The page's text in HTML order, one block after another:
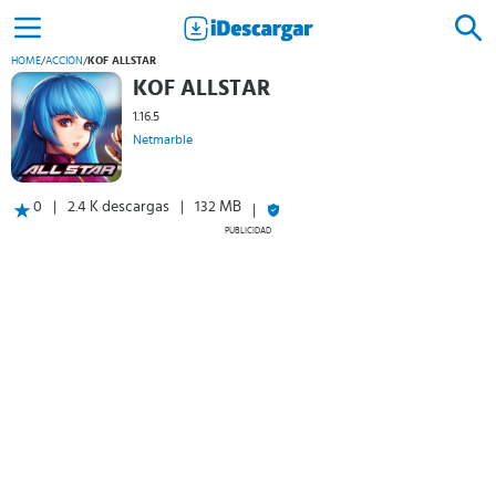
HOME/ACCIÓN/ KOF ALLSTAR
KOF ALLSTAR
1.16.5
Netmarble
0 2.4 K descargas 132 MB
PUBLICIDAD